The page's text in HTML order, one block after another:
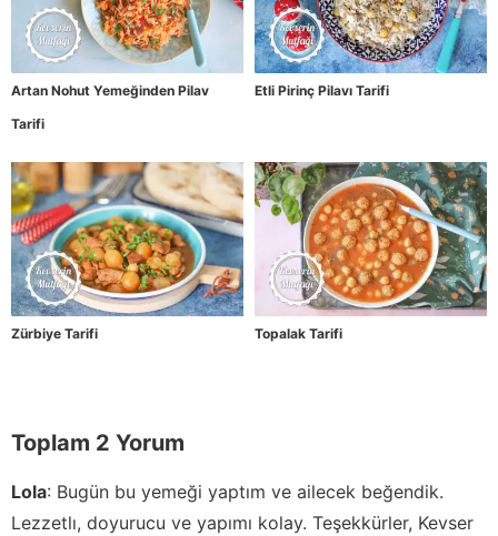
Artan Nohut Yemeğinden Pilav
Tarifi
Etli Pirinç Pilavı Tarifi
Zürbiye Tarifi Topalak Tarifi
Toplam 2 Yorum
Lola: Bugün bu yemeği yaptım ve ailecek beğendik.
Lezzetlı, doyurucu ve yapımı kolay. Teşekkürler, Kevser